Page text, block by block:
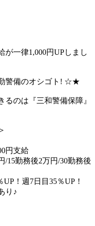
が一律1,000円UPしまし
警備のオシゴト! ☆★
のは『三和警備保障』
円支給
15勤務後2万円/30勤務後
！週7日目35％UP！
り♪